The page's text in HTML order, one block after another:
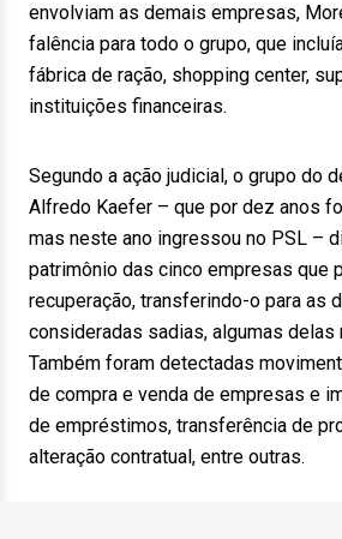
envolviam as demais empresas,
falência para todo o grupo, que
fábrica de ração, shopping center,
instituições financeiras.
Segundo a ação judicial, o grupo do
Alfredo Kaefer – que por dez anos
mas neste ano ingressou no PSL –
patrimônio das cinco empresas que
recuperação, transferindo-o para as
consideradas sadias, algumas delas
Também foram detectadas
de compra e venda de empresas e
de empréstimos, transferência de
alteração contratual, entre outras.